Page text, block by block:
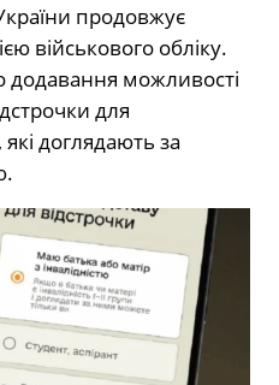
продовжує
військового обліку.
додавання можливості
для
доглядають за